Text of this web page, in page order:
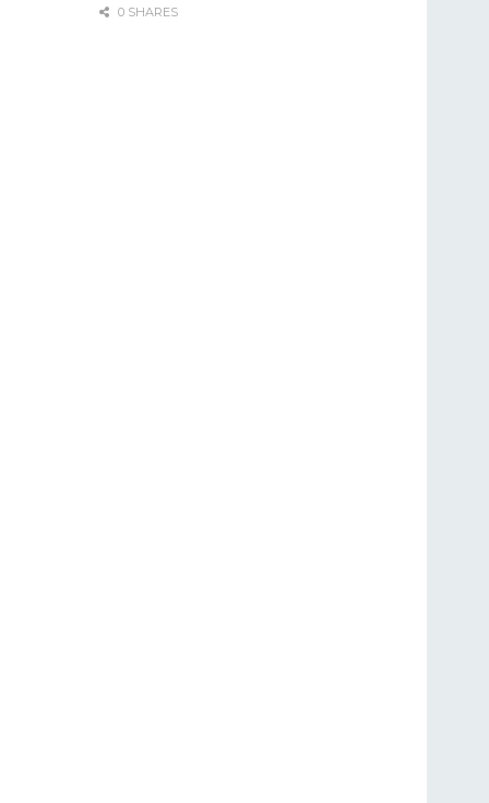
0 SHARES